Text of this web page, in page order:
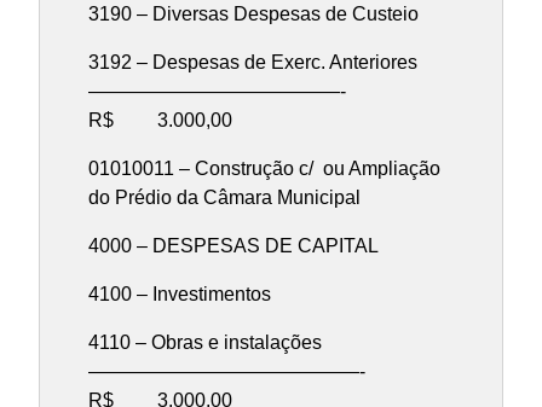
3190 – Diversas Despesas de Custeio
3192 – Despesas de Exerc. Anteriores
—————————————-
R$ 3.000,00
01010011 – Construção c/ ou Ampliação
do Prédio da Câmara Municipal
4000 – DESPESAS DE CAPITAL
4100 – Investimentos
4110 – Obras e instalações
——————————————-
R$ 3.000,00